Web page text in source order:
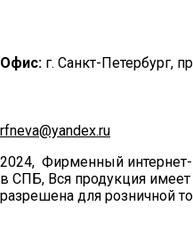
Офис: г. Санкт-Петербург,
rfneva@yandex.ru
2024, Фирменный
в СПБ, Вся продукция
разрешена для розничной